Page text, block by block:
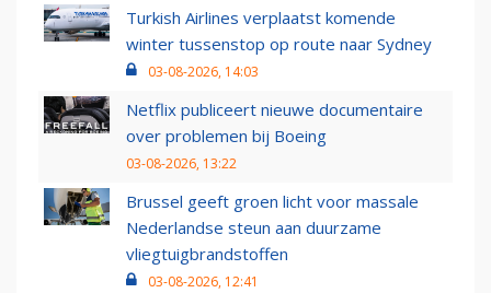
Turkish Airlines verplaatst komende
winter tussenstop op route naar Sydney
03-08-2026, 14:03
Netflix publiceert nieuwe documentaire
over problemen bij Boeing
03-08-2026, 13:22
Brussel geeft groen licht voor massale
Nederlandse steun aan duurzame
vliegtuigbrandstoffen
03-08-2026, 12:41